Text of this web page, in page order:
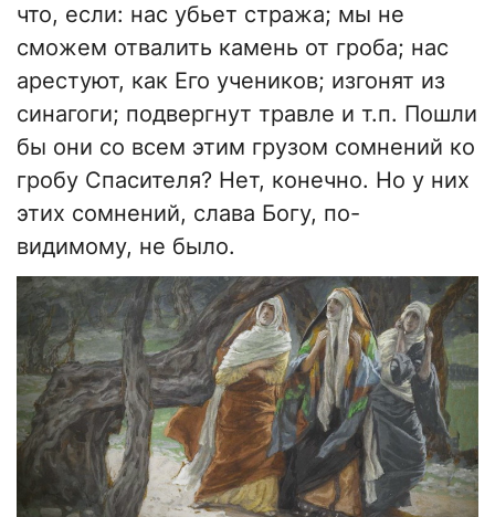
что, если: нас убьет стража; мы не
сможем отвалить камень от гроба; нас
арестуют, как Его учеников; изгонят из
синагоги; подвергнут травле и т.п. Пошли
бы они со всем этим грузом сомнений ко
гробу Спасителя? Нет, конечно. Но у них
этих сомнений, слава Богу, по-
видимому, не было.